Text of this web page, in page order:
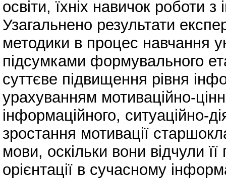
освіти, їхніх навичок роботи
Узагальнено результати
методики в процес навчання
підсумками формувального
суттєве підвищення рівня
урахуванням мотиваційно-
інформаційного, ситуаційно-
зростання мотивації
мови, оскільки вони відчули
орієнтації в сучасному